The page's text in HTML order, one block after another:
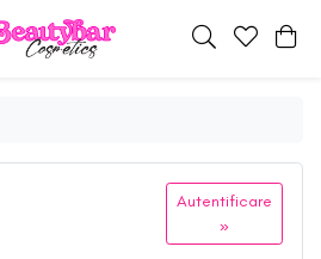
Autentificare
»